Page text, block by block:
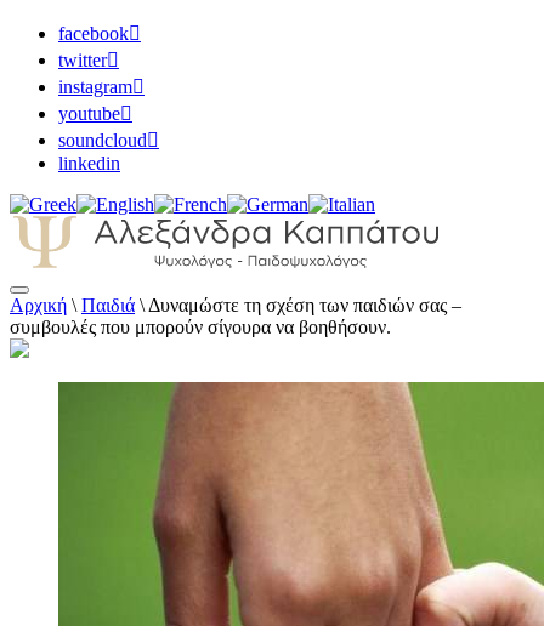
facebook
twitter
instagram
youtube
soundcloud
linkedin
Αλεξάνδρα Καππάτου Ψυχολόγος –
Παιδοψυχολόγος
Αρχική \ Παιδιά \ Δυναμώστε τη σχέση των παιδιών σας –
συμβουλές που μπορούν σίγουρα να βοηθήσουν.